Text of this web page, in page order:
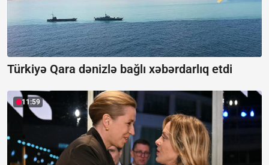
Türkiyə Qara dənizlə bağlı xəbərdarlıq etdi
11:59